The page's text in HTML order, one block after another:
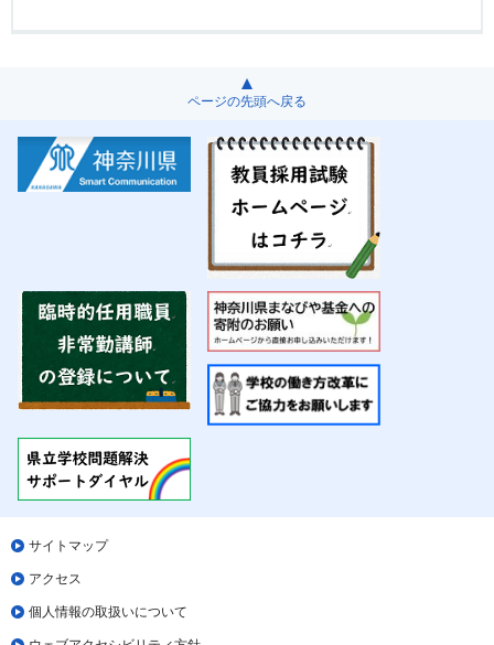
ページの先頭へ戻る
サイトマップ
アクセス
個人情報の取扱いについて